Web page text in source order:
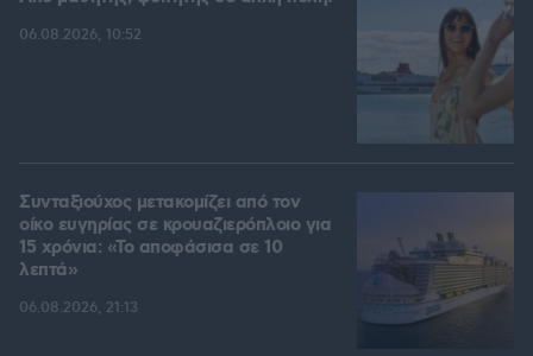
06.08.2026, 10:52
Συνταξιούχος μετακομίζει από τον
οίκο ευγηρίας σε κρουαζιερόπλοιο για
15 χρόνια: «Το αποφάσισα σε 10
λεπτά»
06.08.2026, 21:13